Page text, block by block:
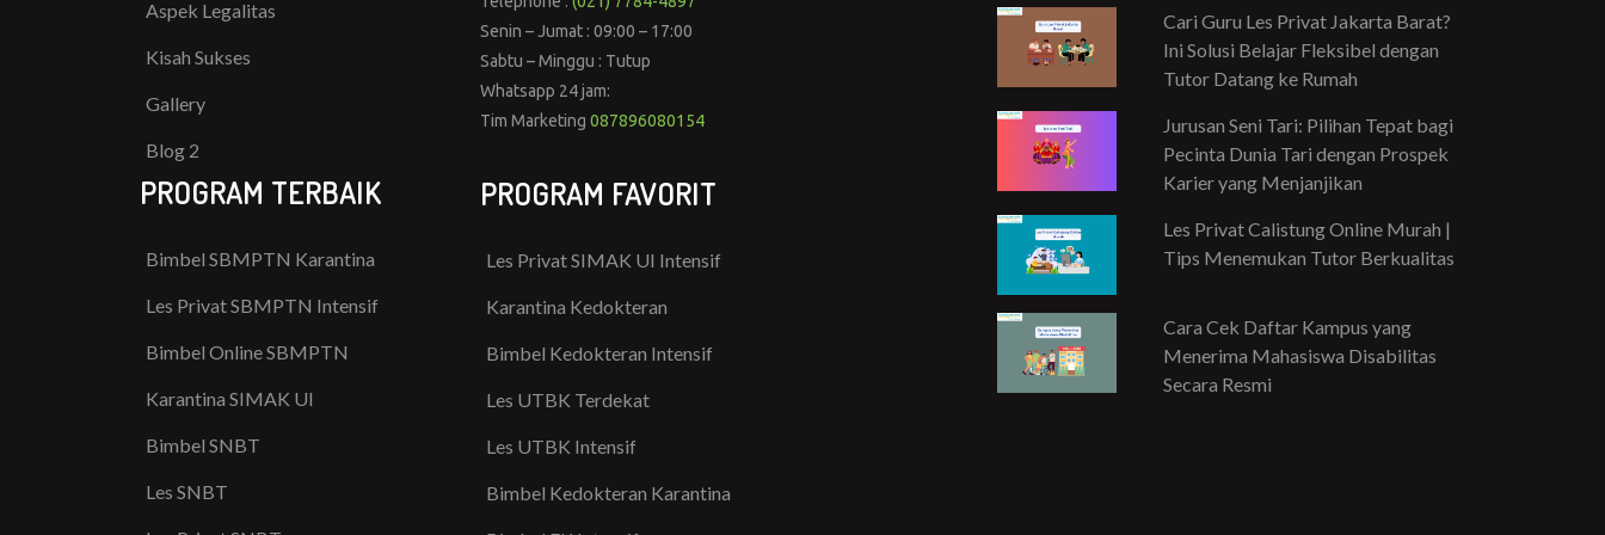
Aspek Legalitas
Kisah Sukses
Gallery
Blog 2
PROGRAM TERBAIK
Bimbel SBMPTN Karantina
Les Privat SBMPTN Intensif
Bimbel Online SBMPTN
Karantina SIMAK UI
Bimbel SNBT
Les SNBT
Senin – Jumat : 09:00 – 17:00
Sabtu – Minggu : Tutup
Whatsapp 24 jam:
Tim Marketing 087896080154
PROGRAM FAVORIT
Les Privat SIMAK UI Intensif
Karantina Kedokteran
Bimbel Kedokteran Intensif
Les UTBK Terdekat
Les UTBK Intensif
Bimbel Kedokteran Karantina
Cari Guru Les Privat Jakarta Barat?
Ini Solusi Belajar Fleksibel dengan
Tutor Datang ke Rumah
Jurusan Seni Tari: Pilihan Tepat bagi
Pecinta Dunia Tari dengan Prospek
Karier yang Menjanjikan
Les Privat Calistung Online Murah |
Tips Menemukan Tutor Berkualitas
Cara Cek Daftar Kampus yang
Menerima Mahasiswa Disabilitas
Secara Resmi